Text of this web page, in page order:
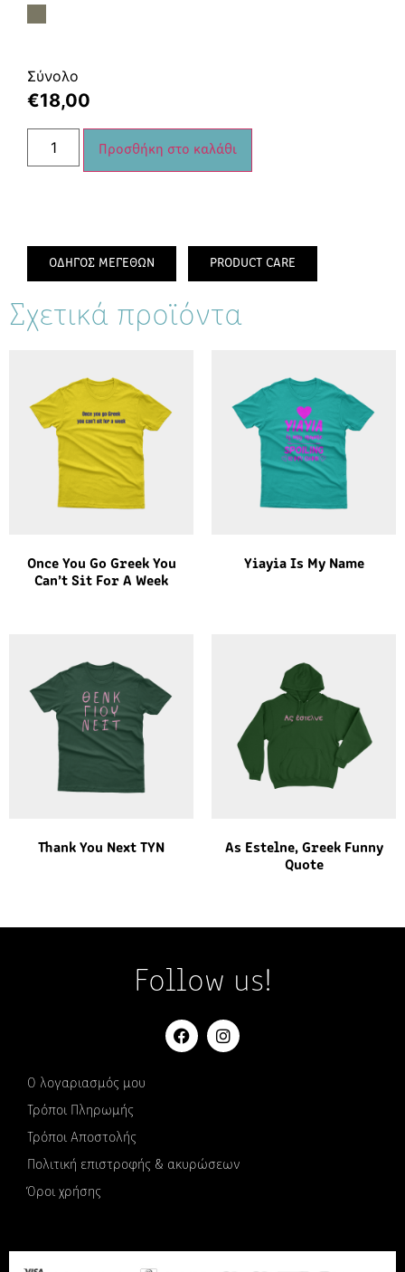
Σύνολο
€18,00
Προσθήκη στο καλάθι
ΟΔΗΓΟΣ ΜΕΓΕΘΩΝ PRODUCT CARE
Σχετικά προϊόντα
Once You Go Greek You
Can’t Sit For A Week
Yiayia Is My Name
Thank You Next TYN
As Estelne, Greek Funny
Quote
Follow us!
Ο λογαριασμός μου
Τρόποι Πληρωμής
Τρόποι Αποστολής
Πολιτική επιστροφής & ακυρώσεων
Όροι χρήσης